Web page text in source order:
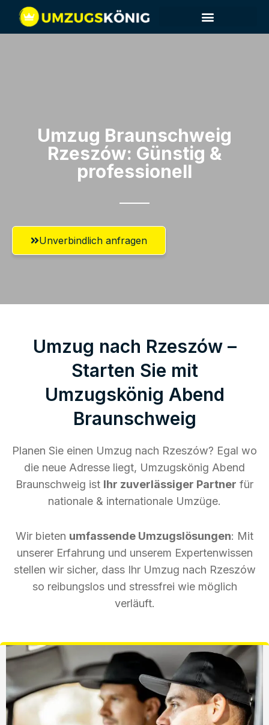
Umzug Braunschweig​
Rzeszów: Günstig &
professionell​
Unverbindlich anfragen
Umzug nach Rzeszów –
Starten Sie mit
Umzugskönig Abend
Braunschweig
Planen Sie einen Umzug nach Rzeszów? Egal wo
die neue Adresse liegt, Umzugskönig Abend
Braunschweig ist Ihr zuverlässiger Partner für
nationale & internationale Umzüge.
Wir bieten umfassende Umzugslösungen: Mit
unserer Erfahrung und unserem Expertenwissen
stellen wir sicher, dass Ihr Umzug nach Rzeszów
so reibungslos und stressfrei wie möglich
verläuft.